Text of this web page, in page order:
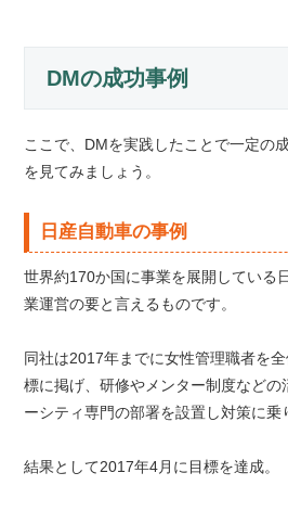
DMの成功事例
ここで、DMを実践したことで一定の
を見てみましょう。
日産自動車の事例
世界約170か国に事業を展開している
業運営の要と言えるものです。
同社は2017年までに女性管理職者を
標に掲げ、研修やメンター制度など
ーシティ専門の部署を設置し対策に乗
結果として2017年4月に目標を達成。